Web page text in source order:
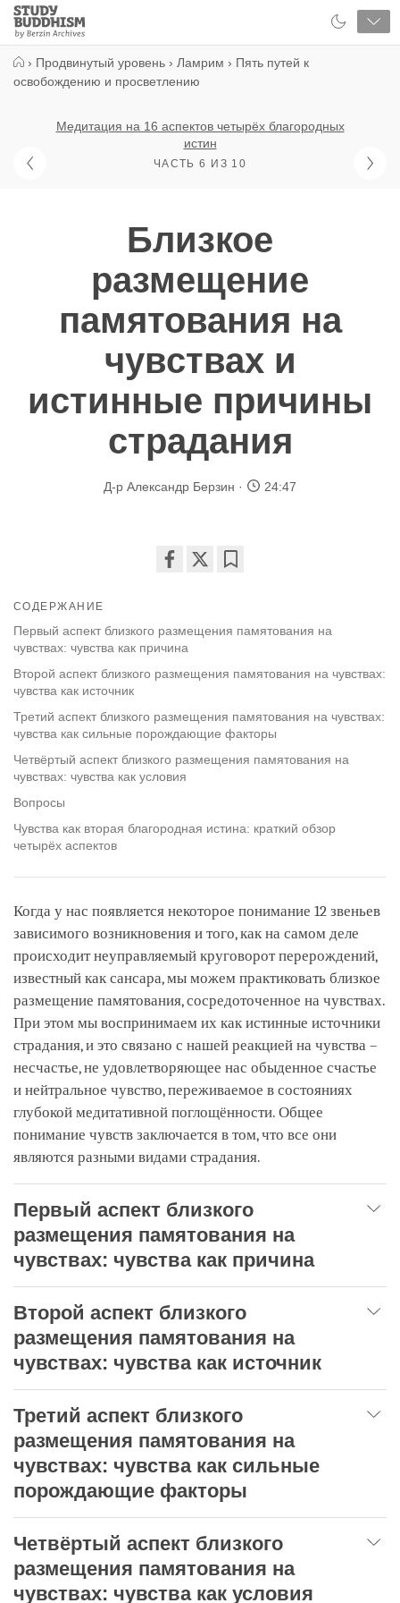
Close
Study
Buddhism
› Продвинутый уровень › Ламрим › Пять путей к
освобождению и просветлению
Медитация на 16 аспектов четырёх благородных
истин
ЧАСТЬ 6 ИЗ 10
Близкое
размещение
памятования на
чувствах и
истинные причины
страдания
Д-р Александр Берзин 24:47
СОДЕРЖАНИЕ
Первый аспект близкого размещения памятования на
чувствах: чувства как причина
Второй аспект близкого размещения памятования на чувствах:
чувства как источник
Третий аспект близкого размещения памятования на чувствах:
чувства как сильные порождающие факторы
Четвёртый аспект близкого размещения памятования на
чувствах: чувства как условия
Вопросы
Чувства как вторая благородная истина: краткий обзор
четырёх аспектов
Когда у нас появляется некоторое понимание 12 звеньев
зависимого возникновения и того, как на самом деле
происходит неуправляемый круговорот перерождений,
известный как сансара, мы можем практиковать близкое
размещение памятования, сосредоточенное на чувствах.
При этом мы воспринимаем их как истинные источники
страдания, и это связано с нашей реакцией на чувства –
несчастье, не удовлетворяющее нас обыденное счастье
и нейтральное чувство, переживаемое в состояниях
глубокой медитативной поглощённости. Общее
понимание чувств заключается в том, что все они
являются разными видами страдания.
Первый аспект близкого
размещения памятования на
чувствах: чувства как причина
Второй аспект близкого
размещения памятования на
чувствах: чувства как источник
Третий аспект близкого
размещения памятования на
чувствах: чувства как сильные
порождающие факторы
Четвёртый аспект близкого
размещения памятования на
чувствах: чувства как условия